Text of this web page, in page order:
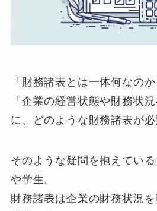
「財務諸表とは一体何なのか
「企業の経営状態や財務状
に、どのような財務諸表が必
そのような疑問を抱えてい
や学生。
財務諸表は企業の財務状況